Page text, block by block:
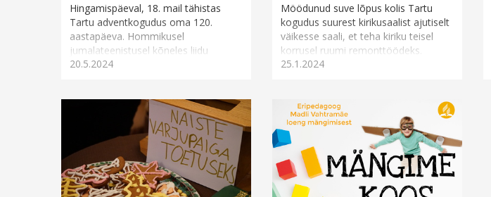
Hingamispäeval, 18. mail tähistas
Tartu adventkogudus oma 120.
aastapäeva. Hommikusel
jumalateenistusel kõneles liidu
esimees David Nõmmik, õhtul oli
20.5.2024
Möödunud suve lõpus kolis Tartu
kogudus suurest kirikusaalist ajutiselt
väikesse saali, et teha kiriku teisel
korrusel ruumi remonttöödeks.
Viimastel aastatel on Tartus...
25.1.2024